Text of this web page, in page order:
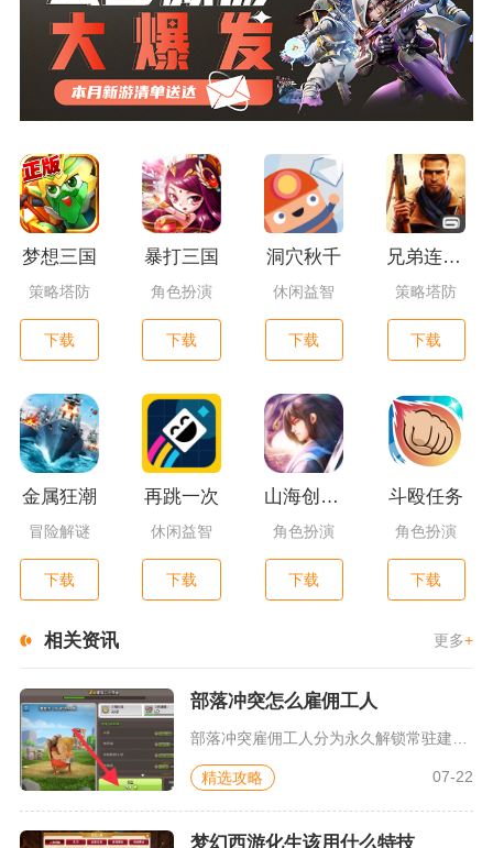
梦想三国
策略塔防
下载
暴打三国
角色扮演
下载
洞穴秋千
休闲益智
下载
兄弟连3：战争之子
策略塔防
下载
金属狂潮
冒险解谜
下载
再跳一次
休闲益智
下载
山海创世录一剑天逆
角色扮演
下载
斗殴任务
角色扮演
下载
相关资讯 更多+
部落冲突怎么雇佣工人
部落冲突雇佣工人分为永久解锁常驻建筑工人、临时雇佣辅助帮手、...
精选攻略 07-22
梦幻西游化生该用什么特技